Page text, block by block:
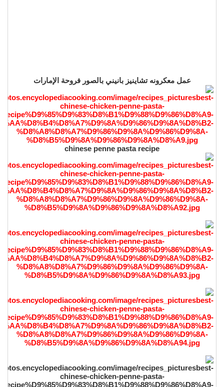
عمل معكرونه تشاينيز بانيني بالصور فروحة الإمارات
chinese penne pasta recipe